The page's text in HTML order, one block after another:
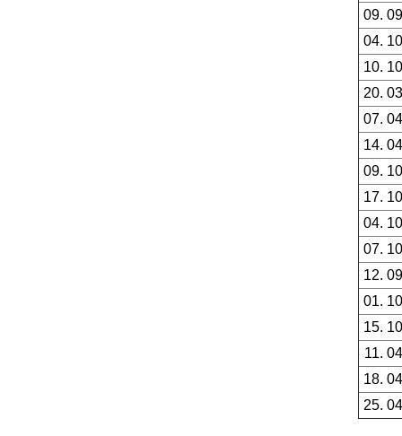
09.
04.
10.
20.
07.
14.
09.
17.
04.
07.
12.
01.
15.
11.
18.
25.